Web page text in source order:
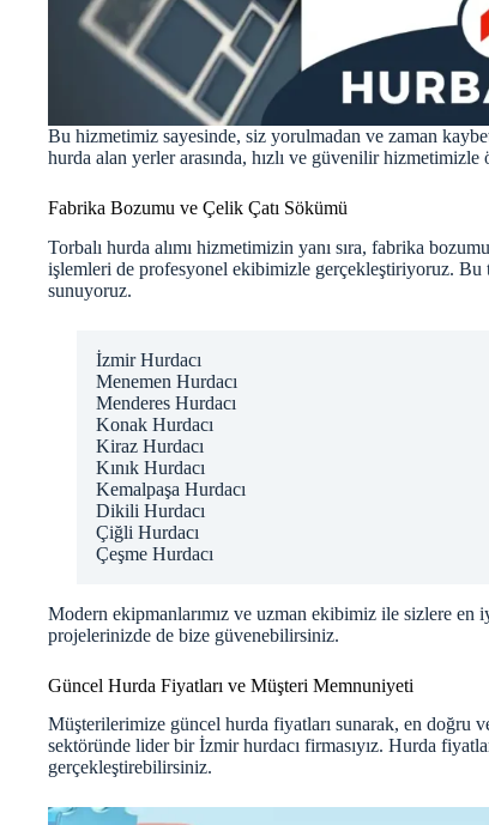
Bu hizmetimiz sayesinde, siz yorulmadan ve zaman
hurda alan yerler arasında, hızlı ve güvenilir hizmetimizle
Fabrika Bozumu ve Çelik Çatı Sökümü
Torbalı hurda alımı hizmetimizin yanı sıra, fabrika
işlemleri de profesyonel ekibimizle gerçekleştiriyoruz.
sunuyoruz.
İzmir Hurdacı
Menemen Hurdacı
Menderes Hurdacı
Konak Hurdacı
Kiraz Hurdacı
Kınık Hurdacı
Kemalpaşa Hurdacı
Dikili Hurdacı
Çiğli Hurdacı
Çeşme Hurdacı
Modern ekipmanlarımız ve uzman ekibimiz ile sizlere
projelerinizde de bize güvenebilirsiniz.
Güncel Hurda Fiyatları ve Müşteri Memnuniyeti
Müşterilerimize güncel hurda fiyatları sunarak, en doğru
sektöründe lider bir İzmir hurdacı firmasıyız. Hurda
gerçekleştirebilirsiniz.